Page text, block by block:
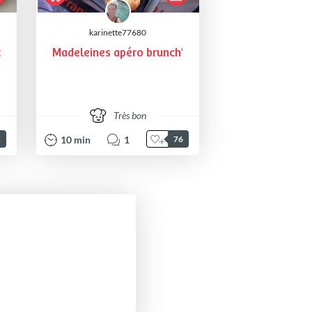
karinette77680
Madeleines apéro brunch'
Très bon
10 min 1 76